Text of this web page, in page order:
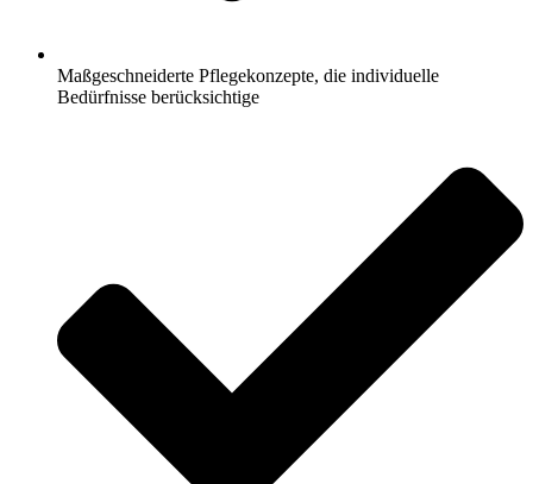
Maßgeschneiderte Pflegekonzepte, die individuelle
Bedürfnisse berücksichtige